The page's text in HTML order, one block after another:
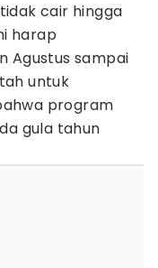
cair hingga
harap
Agustus sampai
untuk
program
gula tahun